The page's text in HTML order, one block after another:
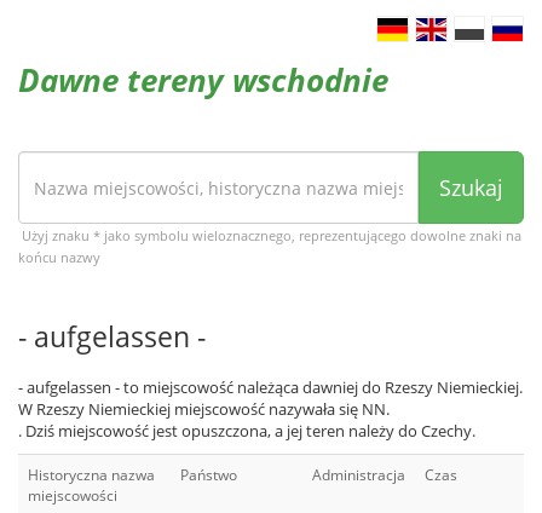
Dawne tereny wschodnie
Szukaj
Użyj znaku * jako symbolu wieloznacznego, reprezentującego dowolne znaki na
końcu nazwy
- aufgelassen -
- aufgelassen - to miejscowość należąca dawniej do Rzeszy Niemieckiej.
W Rzeszy Niemieckiej miejscowość nazywała się NN.
. Dziś miejscowość jest opuszczona, a jej teren należy do Czechy.
Historyczna nazwa
miejscowości
Państwo Administracja Czas